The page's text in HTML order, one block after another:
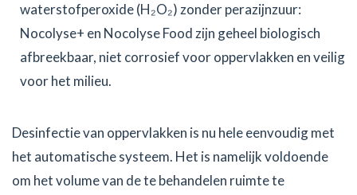
waterstofperoxide (H₂O₂) zonder perazijnzuur:
Nocolyse+ en Nocolyse Food zijn geheel biologisch
afbreekbaar, niet corrosief voor oppervlakken en veilig
voor het milieu.
Desinfectie van oppervlakken is nu hele eenvoudig met
het automatische systeem. Het is namelijk voldoende
om het volume van de te behandelen ruimte te